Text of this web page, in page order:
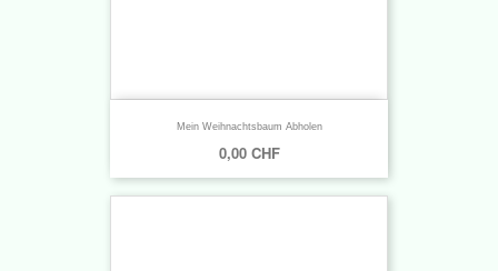
Mein Weihnachtsbaum Abholen
0,00 CHF